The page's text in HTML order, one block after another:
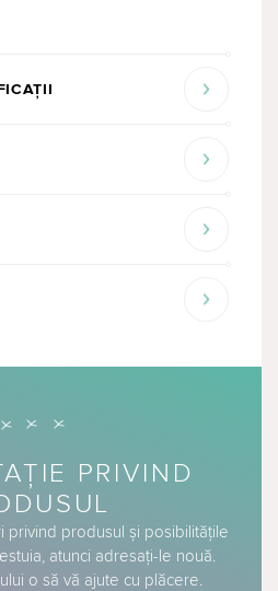
PRIVIND
privind produsul și posibilitățile
atunci adresați-le nouă.
o să vă ajute cu plăcere.